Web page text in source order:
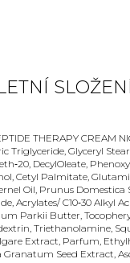
THERAPY CREAM
Triglyceride, Glyceryl
DecylOleate,
Cetyl Palmitate,
Oil, Prunus Domestica
Acrylates/ C10‑30 Alkyl
Parkii Butter,
Triethanolamine,
Extract, Parfum,
Granatum Seed Extract,